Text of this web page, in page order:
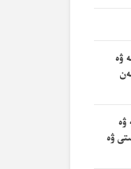
ۋە
ۋە
ۋە